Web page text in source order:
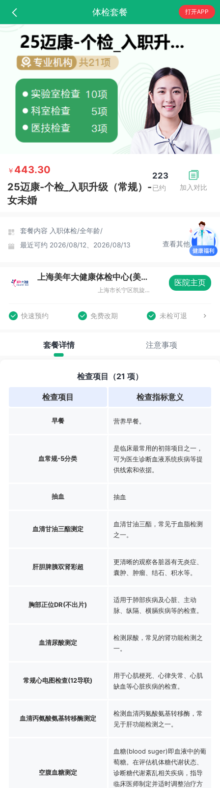
体检套餐 打开APP
加入对比
223
已约
￥ 443.30
25迈康-个检_入职升级（常规）-
女未婚
套餐内容 入职体检/全年龄/
最近可约 2026/08/12、2026/08/13 查看其他时间
上海美年大健康体检中心(美楷分院)
上海市长宁区凯旋路369号B1层08室
医院主页
快速预约 免费改期 未检可退
套餐详情 注意事项
检查项目（21 项）
检查项目 检查指标意义
早餐 营养早餐。
血常规-5分类
是临床最常用的初筛项目之一，
可为医生诊断血液系统疾病等提
供线索和依据。
抽血 抽血
血清甘油三酯测定
血清甘油三酯，常见于血脂检测
之一。
肝胆脾胰双肾彩超
更清晰的观察各脏器有无炎症、
囊肿、肿瘤、结石、积水等。
胸部正位DR(不出片)
适用于肺部疾病及心脏、主动
脉、纵隔、横膈疾病等的检查。
血清尿酸测定
检测尿酸，常见的肾功能检测之
一。
常规心电图检查(12导联)
用于心肌梗死、心律失常、心肌
缺血等心脏疾病的检查。
血清丙氨酸氨基转移酶测定
检测血清丙氨酸氨基转移酶，常
见于肝功能检测之一。
空腹血糖测定
血糖(blood suger)即血液中的葡
萄糖。在评估机体糖代谢状态、
诊断糖代谢紊乱相关疾病，指导
临床医师制定并适时调整治疗方